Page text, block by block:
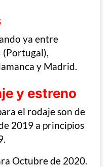
ya entre
(Portugal),
y Madrid.
y estreno
el rodaje son de
2019 a principios
Octubre de 2020.